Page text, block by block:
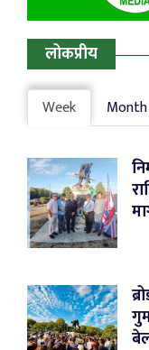
लोकप्रीय
Week Month